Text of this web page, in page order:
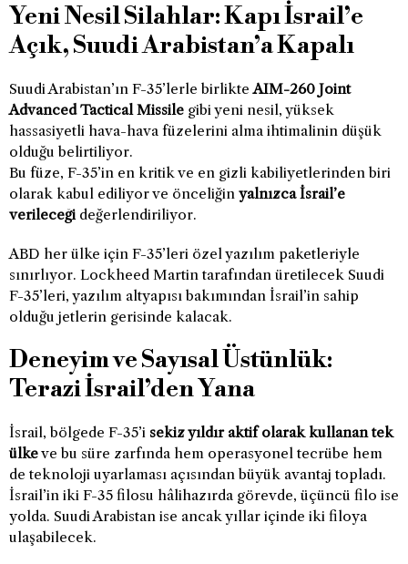
Yeni Nesil Silahlar: Kapı İsrail’e
Açık, Suudi Arabistan’a Kapalı
Suudi Arabistan’ın F-35’lerle birlikteAIM-260 Joint
Advanced Tactical Missile gibi yeni nesil, yüksek
hassasiyetli hava-hava füzelerini alma ihtimalinin düşük
olduğu belirtiliyor.
Bu füze, F-35’in en kritik ve en gizli kabiliyetlerinden biri
olarak kabul ediliyor ve önceliğin yalnızca İsrail’e
verileceği değerlendiriliyor.
ABD her ülke için F-35’leri özel yazılım paketleriyle
sınırlıyor. Lockheed Martin tarafından üretilecek Suudi
F-35’leri, yazılım altyapısı bakımından İsrail’in sahip
olduğu jetlerin gerisinde kalacak.
Deneyim ve Sayısal Üstünlük:
Terazi İsrail’den Yana
İsrail, bölgede F-35’i sekiz yıldır aktif olarak kullanan tek
ülkeve bu süre zarfında hem operasyonel tecrübe hem
de teknoloji uyarlaması açısından büyük avantaj topladı.
İsrail’in iki F-35 filosu hâlihazırda görevde, üçüncü filo ise
yolda. Suudi Arabistan ise ancak yıllar içinde iki filoya
ulaşabilecek.